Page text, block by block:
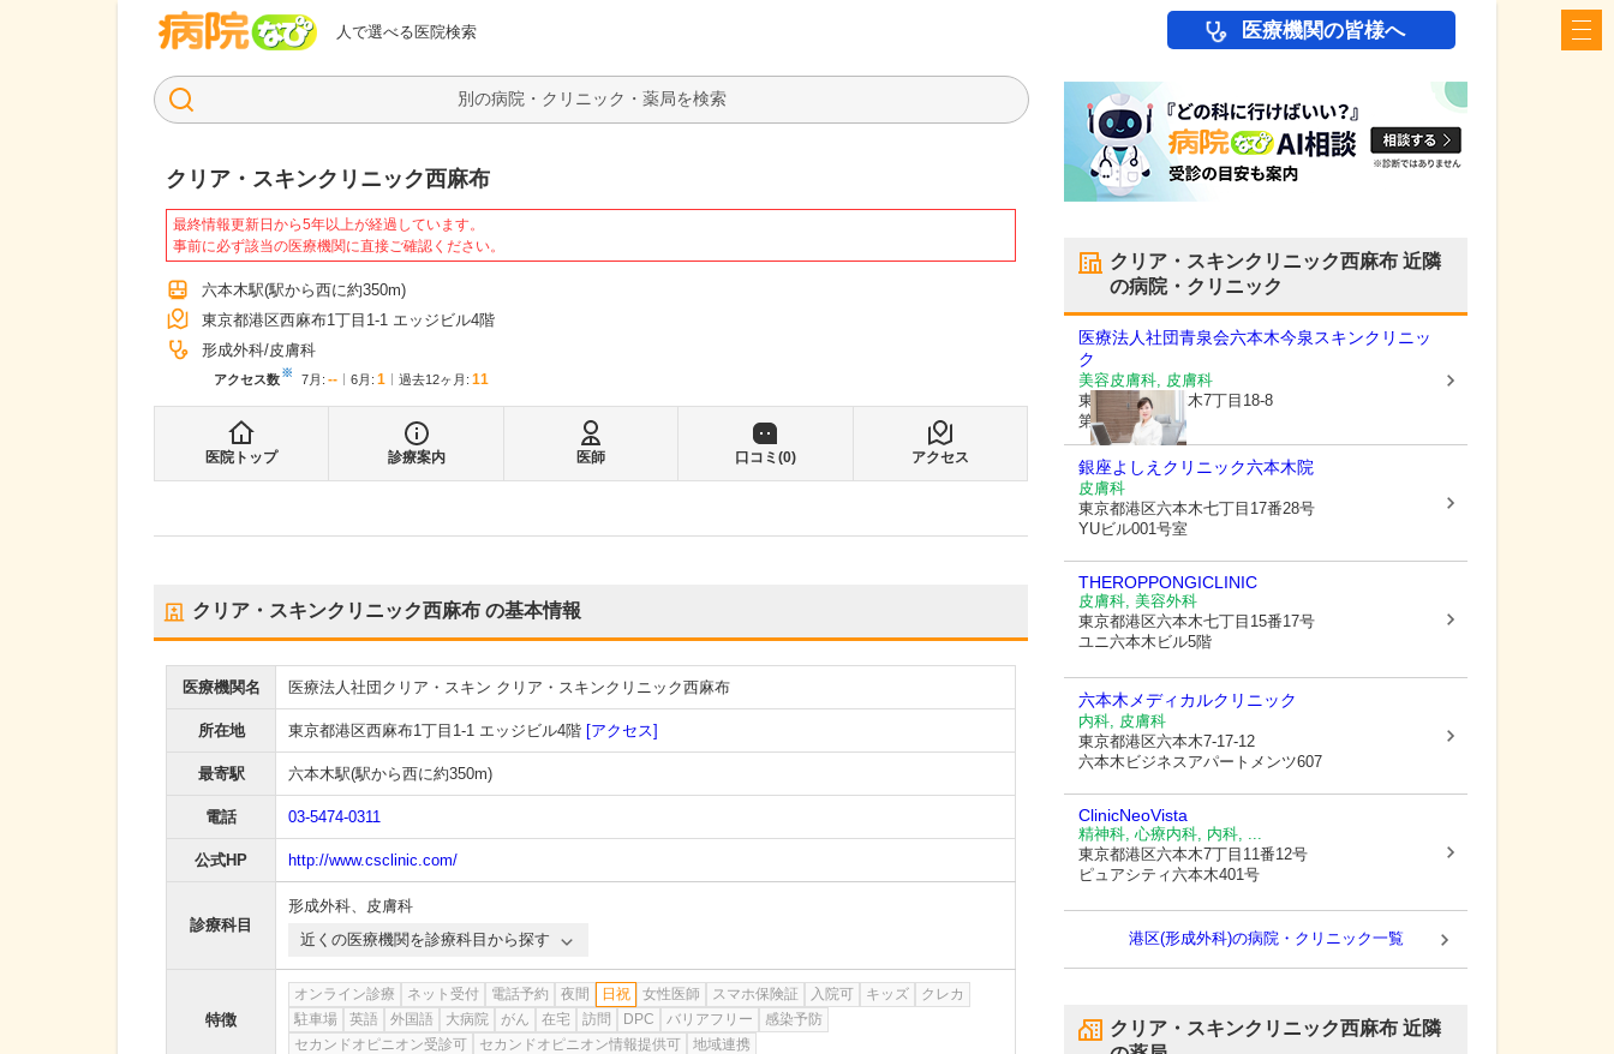
人で選べる医院検索
病院なび 医療機関の皆様へ
検索
クリア・スキンクリニック西麻布
最終情報更新日から5年以上が経過しています。
事前に必ず該当の医療機関に直接ご確認ください。
六本木駅(駅から西に約350m)
東京都港区西麻布1丁目1-1 エッジビル4階
形成外科 皮膚科
アクセス数※ 7月 : -- 6月 : 1 過去12ヶ月: 11
医院トップ 診療案内 医師 口コミ(0) アクセス
クリア・スキンクリニック西麻布 の基本情報
医療機関名 医療法人社団クリア・スキン クリア・スキンクリニック西麻布
所在地 東京都港区西麻布1丁目1-1 エッジビル4階 [アクセス]
最寄駅 六本木駅(駅から西に約350m)
電話 03-5474-0311
公式HP http://www.csclinic.com/
診療科目
形成外科、 皮膚科
近くの医療機関を診療科目から探す
特徴
オンライン診療 ネット受付 電話予約 夜間 日祝 女性医師 スマホ保険証 入院可 キッズ
クレカ
駐車場
英語 外国語 大病院 がん 在宅 訪問 DPC バリアフリー
感染予防
セカンドオピニオン受診可
セカンドオピニオン情報提供可 地域連携
クリア・スキンクリニック西麻布 近隣
の病院・クリニック
医療法人社団青泉会六本木今泉スキンクリニッ
ク
美容皮膚科, 皮膚科
東京都港区
六本木7丁目18-8
第3大栄ビル6F
銀座よしえクリニック六本木院
皮膚科
東京都港区六本木七丁目17番28号
YUビル001号室
THEROPPONGICLINIC
皮膚科, 美容外科
東京都港区六本木七丁目15番17号
ユニ六本木ビル5階
六本木メディカルクリニック
内科, 皮膚科
東京都港区六本木7-17-12
六本木ビジネスアパートメンツ607
ClinicNeoVista
精神科, 心療内科, 内科, ...
東京都港区六本木7丁目11番12号
ピュアシティ六本木401号
港区(形成外科)の病院・クリニック一覧
クリア・スキンクリニック西麻布 近隣